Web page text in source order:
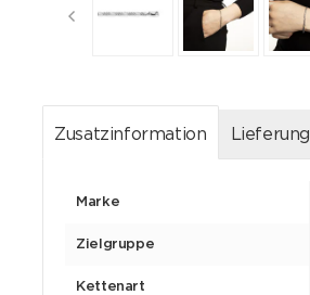
Zusatzinformation Lieferung
Marke
Zielgruppe
Kettenart